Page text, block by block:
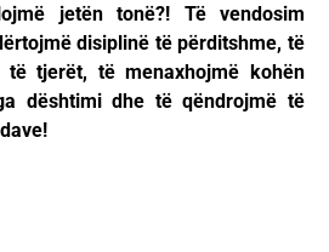
jetën tonë?! Të vendosim
disiplinë të përditshme, të
tjerët, të menaxhojmë kohën
dështimi dhe të qëndrojmë të